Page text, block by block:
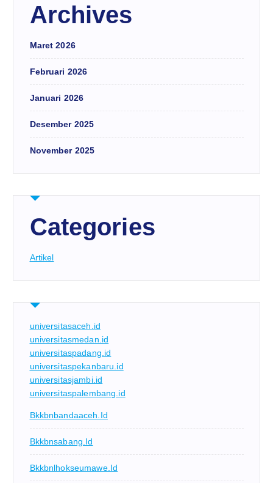
Archives
Maret 2026
Februari 2026
Januari 2026
Desember 2025
November 2025
Categories
Artikel
universitasaceh.id
universitasmedan.id
universitaspadang.id
universitaspekanbaru.id
universitasjambi.id
universitaspalembang.id
Bkkbnbandaaceh.id
Bkkbnsabang.id
Bkkbnlhokseumawe.id